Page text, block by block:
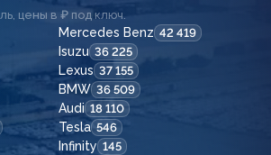
цены в ₽ под ключ.
Mercedes Benz 42 419
Isuzu 36 225
Lexus 37 155
BMW 36 509
Audi 18 110
Tesla 546
Infinity 145